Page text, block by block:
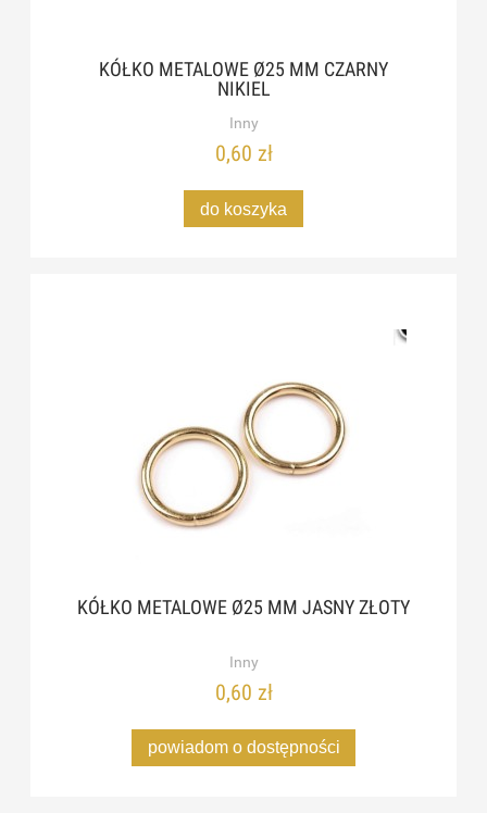
KÓŁKO METALOWE Ø25 MM CZARNY
NIKIEL
Inny
0,60 zł
do koszyka
KÓŁKO METALOWE Ø25 MM JASNY ZŁOTY
Inny
0,60 zł
powiadom o dostępności